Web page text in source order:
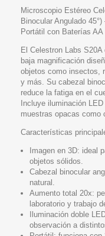
Microscopio Estéreo
Binocular Angulado
Portátil con Baterías AA
El Celestron Labs
baja magnificación
objetos como insectos,
y más. Su cabezal
reduce la fatiga en el
Incluye iluminación
muestras opacas como
Características
Imagen en 3D: ideal
objetos sólidos.
Cabezal binocular
natural.
Aumento total 20x:
laboratorio y trabajo
Iluminación doble
observación a